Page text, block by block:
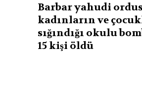
Barbar yahudi
kadınların ve
sığındığı okulu
15 kişi öldü